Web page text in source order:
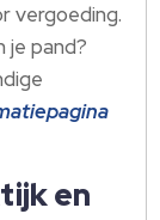
vergoeding.
je pand?
en